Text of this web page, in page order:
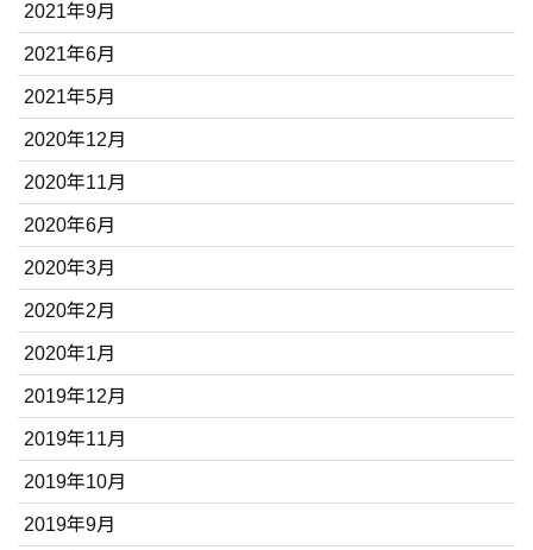
2021年9月
2021年6月
2021年5月
2020年12月
2020年11月
2020年6月
2020年3月
2020年2月
2020年1月
2019年12月
2019年11月
2019年10月
2019年9月